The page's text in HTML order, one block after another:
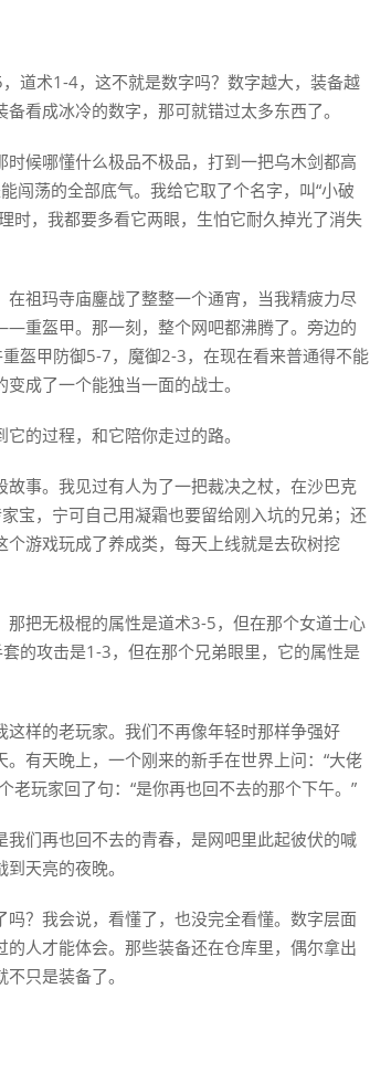
道术1-4，这不就是数字吗？数字越大，装备越
看成冰冷的数字，那可就错过太多东西了。
候哪懂什么极品不极品，打到一把乌木剑都高
闯荡的全部底气。我给它取了个名字，叫“小破
时，我都要多看它两眼，生怕它耐久掉光了消失
祖玛寺庙鏖战了整整一个通宵，当我精疲力尽
重盔甲。那一刻，整个网吧都沸腾了。旁边的
盔甲防御5-7，魔御2-3，在现在看来普通得不能
成了一个能独当一面的战士。
的过程，和它陪你走过的路。
事。我见过有人为了一把裁决之杖，在沙巴克
宝，宁可自己用凝霜也要留给刚入坑的兄弟；还
游戏玩成了养成类，每天上线就是去砍树挖
把无极棍的属性是道术3-5，但在那个女道士心
的攻击是1-3，但在那个兄弟眼里，它的属性是
样的老玩家。我们不再像年轻时那样争强好
有天晚上，一个刚来的新手在世界上问：“大佬
玩家回了句：“是你再也回不去的那个下午。”
们再也回不去的青春，是网吧里此起彼伏的喊
天亮的夜晚。
？我会说，看懂了，也没完全看懂。数字层面
人才能体会。那些装备还在仓库里，偶尔拿出
只是装备了。